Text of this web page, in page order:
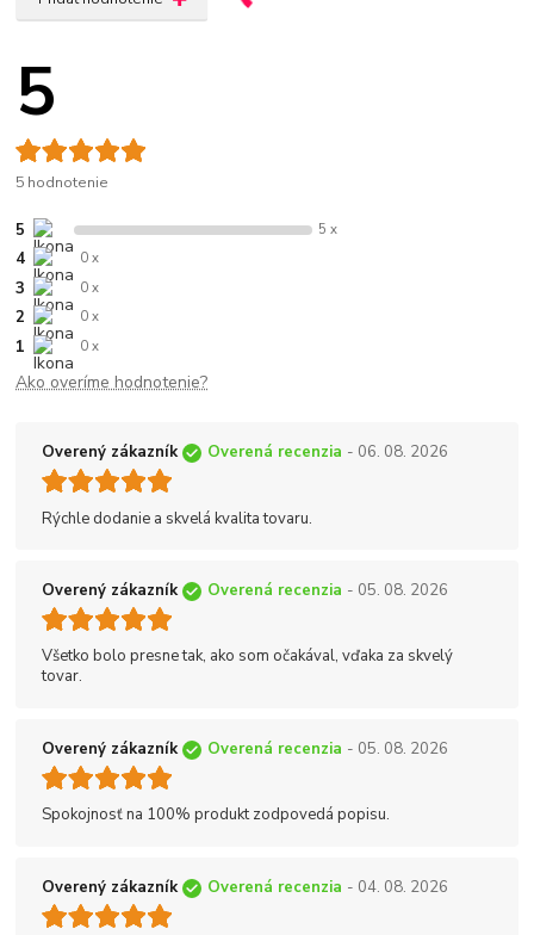
5
5 hodnotenie
5 5 x
4 0 x
3 0 x
2 0 x
1 0 x
Ako overíme hodnotenie?
Overený zákazník Overená recenzia - 06. 08. 2026
Rýchle dodanie a skvelá kvalita tovaru.
Overený zákazník Overená recenzia - 05. 08. 2026
Všetko bolo presne tak, ako som očakával, vďaka za skvelý
tovar.
Overený zákazník Overená recenzia - 05. 08. 2026
Spokojnosť na 100% produkt zodpovedá popisu.
Overený zákazník Overená recenzia - 04. 08. 2026